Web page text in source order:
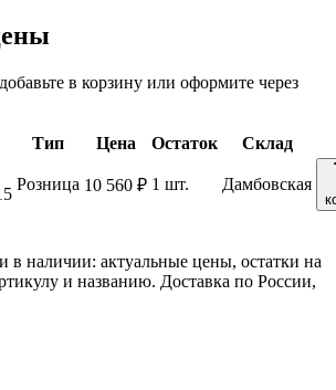
в корзину или оформите через
Тип Цена Остаток
Склад
Розница 10 560 ₽ 1 шт. Дамбовская
в наличии: актуальные цены, остатки на
и названию. Доставка по России,